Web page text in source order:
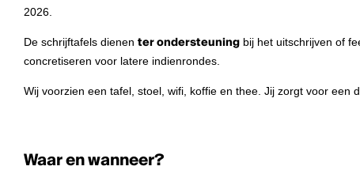
2026.
De schrijftafels dienen ter ondersteuning bij het uitschrijven of
concretiseren voor latere indienrondes.
Wij voorzien een tafel, stoel, wifi, koffie en thee. Jij zorgt voor een
Waar en wanneer?